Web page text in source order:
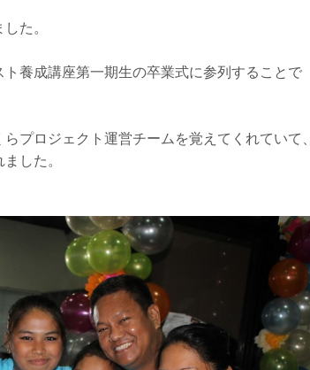
た。
養成講座第一期生の卒業式に参列することで
プロジェクト運営チームを覚えてくれていて、
した。